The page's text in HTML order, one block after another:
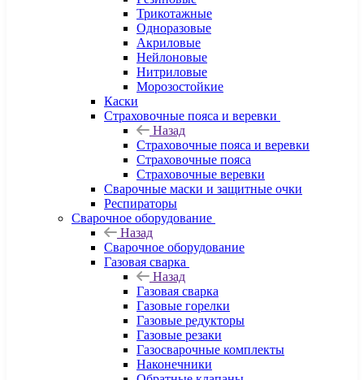
Трикотажные
Одноразовые
Акриловые
Нейлоновые
Нитриловые
Морозостойкие
Каски
Страховочные пояса и веревки
Назад
Страховочные пояса и веревки
Страховочные пояса
Страховочные веревки
Сварочные маски и защитные очки
Респираторы
Сварочное оборудование
Назад
Сварочное оборудование
Газовая сварка
Назад
Газовая сварка
Газовые горелки
Газовые редукторы
Газовые резаки
Газосварочные комплекты
Наконечники